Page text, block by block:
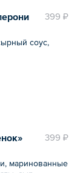
399 ₽
соус,
399 ₽
маринованные